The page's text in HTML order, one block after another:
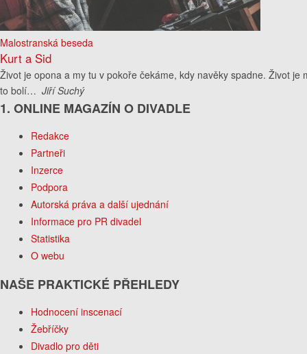
Malostranská beseda
Kurt a Sid
Život je opona a my tu v pokoře čekáme, kdy navěky spadne. Život
to bolí… Jiří Suchý
1. ONLINE MAGAZÍN O DIVADLE
Redakce
Partneři
Inzerce
Podpora
Autorská práva a další ujednání
Informace pro PR divadel
Statistika
O webu
NAŠE PRAKTICKÉ PŘEHLEDY
Hodnocení inscenací
Žebříčky
Divadlo pro děti